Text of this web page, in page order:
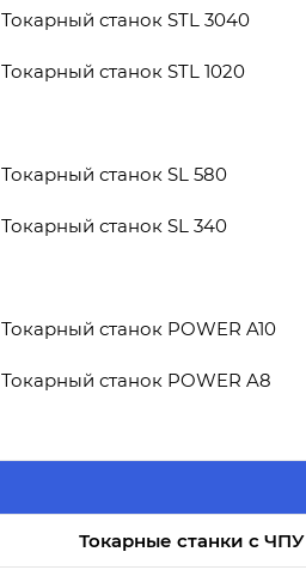
Токарный станок STL 3040
Токарный станок STL 1020
Токарный станок SL 580
Токарный станок SL 340
Токарный станок POWER A10
Токарный станок POWER A8
Токарные станки с ЧПУ